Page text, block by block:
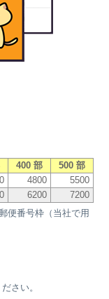
400 部
500 部
4800
5500
6200
7200
便番号枠（当社で用
さい。